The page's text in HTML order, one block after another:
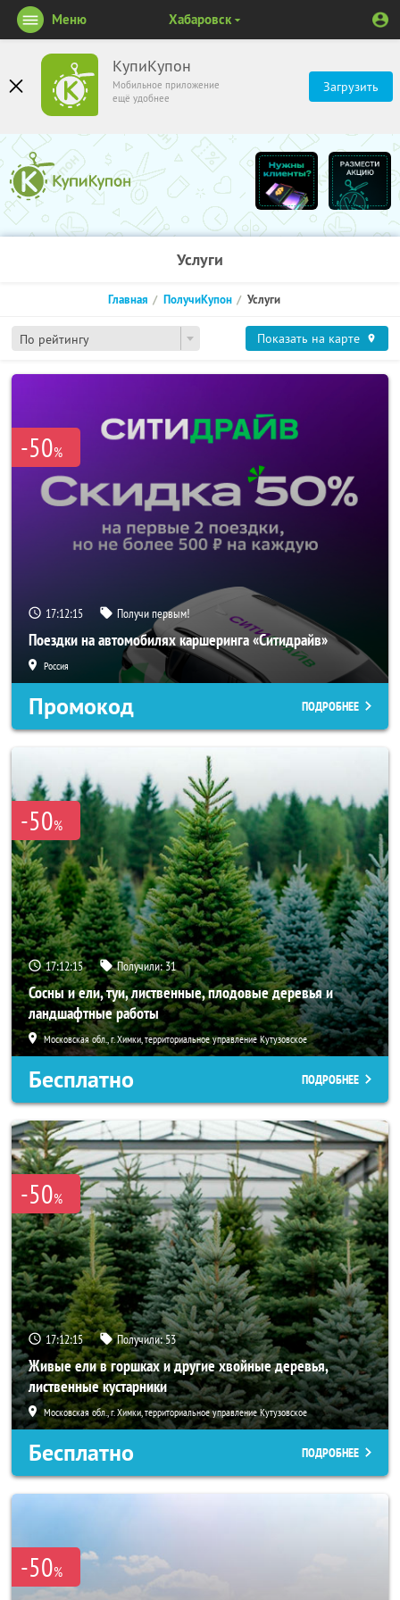
КупиКупон
Мобильное приложение
ещё удобнее
Загрузить
Меню Хабаровск
Услуги
По рейтингу
Главная ПолучиКупон Услуги
Показать на карте
-50%
17:12:14 Получи первым!
Поездки на автомобилях каршеринга «Ситидрайв»
Россия
Промокод ПОДРОБНЕЕ
-50%
17:12:14 Получили:31
Сосны и ели, туи, лиственные, плодовые деревья и
ландшафтные работы
Московская обл., г. Химки, территориальное управление Кутузовское
Бесплатно ПОДРОБНЕЕ
-50%
17:12:14 Получили:53
Живые ели в горшках и другие хвойные деревья,
лиственные кустарники
Московская обл., г. Химки, территориальное управление Кутузовское
Бесплатно ПОДРОБНЕЕ
-50%